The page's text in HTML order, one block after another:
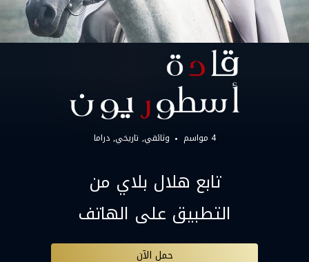
4 مواسم وثائقي تاريخي دراما
تابع هلال بلاي من
التطبيق على الهاتف
حمل الآن